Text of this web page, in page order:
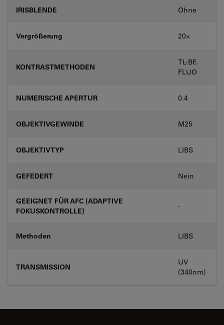
IRISBLENDE Ohne
Vergrößerung 20⨉
KONTRASTMETHODEN
TL-BF,
FLUO
NUMERISCHE APERTUR 0.4
OBJEKTIVGEWINDE M25
OBJEKTIVTYP LIBS
GEFEDERT Nein
GEEIGNET FÜR AFC (ADAPTIVE
FOKUSKONTROLLE)
-
Methoden LIBS
TRANSMISSION
UV
(340nm)